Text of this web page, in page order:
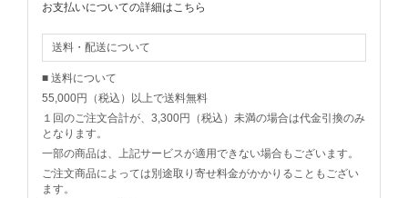
お支払いについての詳細はこちら
送料・配送について
■ 送料について
55,000円（税込）以上で送料無料
１回のご注文合計が、3,300円（税込）未満の場合は代金引換のみ
となります。
一部の商品は、上記サービスが適用できない場合もございます。
ご注文商品によっては別途取り寄せ料金がかかりることもござい
ます。